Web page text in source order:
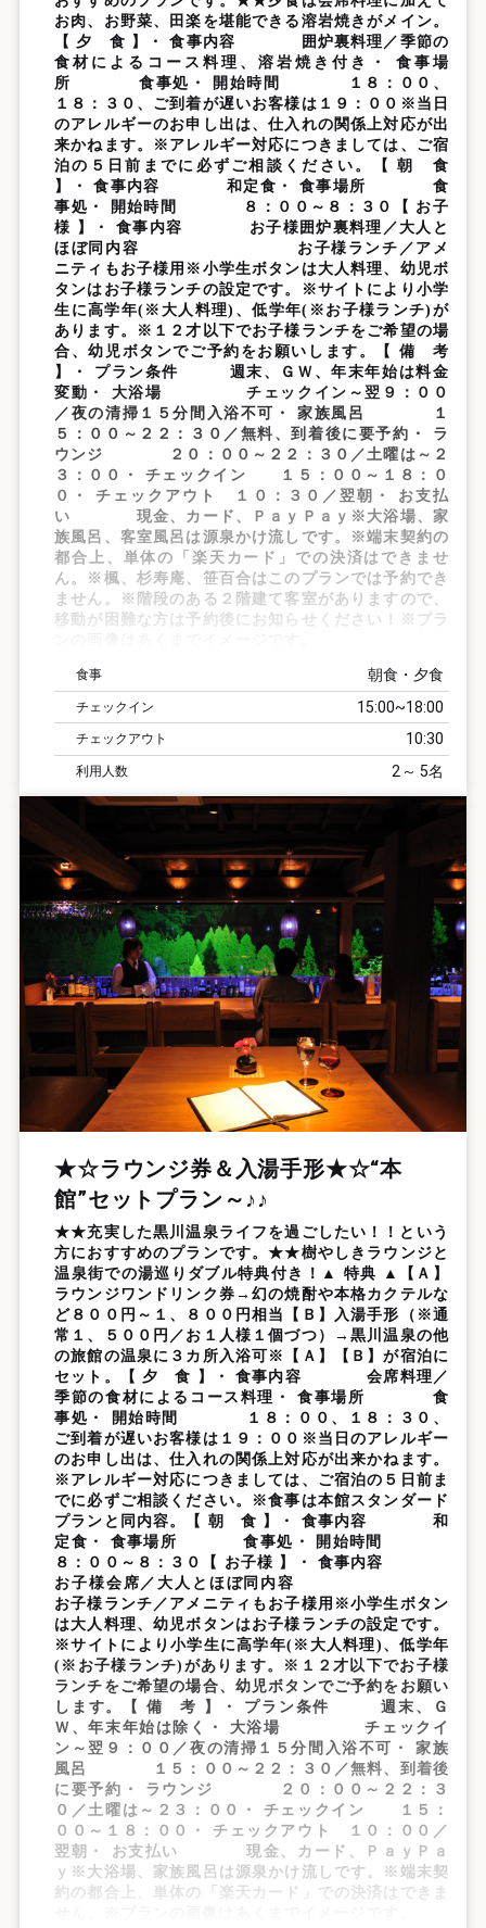
お肉、お野菜、田楽を堪能できる溶岩焼きがメイン。
【 夕 食 】・ 食事内容 囲炉裏料理／季節の
食材によるコース料理、溶岩焼き付き・ 食事場
所 食事処・ 開始時間 １８：００、
１８：３０、ご到着が遅いお客様は１９：００※当日
のアレルギーのお申し出は、仕入れの関係上対応が出
来かねます。※アレルギー対応につきましては、ご宿
泊の５日前までに必ずご相談ください。【 朝 食
】・ 食事内容 和定食・ 食事場所 食
事処・ 開始時間 ８：００～８：３０【 お子
様 】・ 食事内容 お子様囲炉裏料理／大人と
ほぼ同内容 お子様ランチ／アメ
ニティもお子様用※小学生ボタンは大人料理、幼児ボ
タンはお子様ランチの設定です。※サイトにより小学
生に高学年(※大人料理)、低学年(※お子様ランチ)が
あります。※１２才以下でお子様ランチをご希望の場
合、幼児ボタンでご予約をお願いします。【 備 考
】・ プラン条件 週末、ＧＷ、年末年始は料金
変動・ 大浴場 チェックイン～翌９：００
／夜の清掃１５分間入浴不可・ 家族風呂 １
５：００～２２：３０／無料、到着後に要予約・ ラ
ウンジ ２０：００～２２：３０／土曜は～２
３：００・ チェックイン １５：００～１８：０
０・ チェックアウト １０：３０／翌朝・ お支払
い 現金、カード、ＰａｙＰａｙ※大浴場、家
族風呂、客室風呂は源泉かけ流しです。※端末契約の
都合上、単体の「楽天カード」での決済はできませ
ん。※楓、杉寿庵、笹百合はこのプランでは予約でき
ません。※階段のある２階建て客室がありますので、
移動が困難な方は予約後にお知らせください！※プラ
食事 朝食・夕食
チェックイン 15:00 18:00
チェックアウト 10:30
利用人数 2 5
★☆ラウンジ券＆入湯手形★☆“本
館”セットプラン～♪♪
★★充実した黒川温泉ライフを過ごしたい！！という
方におすすめのプランです。★★樹やしきラウンジと
温泉街での湯巡りダブル特典付き！▲ 特典 ▲【Ａ】
ラウンジワンドリンク券→幻の焼酎や本格カクテルな
ど８００円～１、８００円相当【Ｂ】入湯手形（※通
常１、５００円／お１人様１個づつ）→黒川温泉の他
の旅館の温泉に３カ所入浴可※【Ａ】【Ｂ】が宿泊に
セット。【 夕 食 】・ 食事内容 会席料理／
季節の食材によるコース料理・ 食事場所 食
事処・ 開始時間 １８：００、１８：３０、
ご到着が遅いお客様は１９：００※当日のアレルギー
のお申し出は、仕入れの関係上対応が出来かねます。
※アレルギー対応につきましては、ご宿泊の５日前ま
でに必ずご相談ください。※食事は本館スタンダード
プランと同内容。【 朝 食 】・ 食事内容 和
定食・ 食事場所 食事処・ 開始時間
８：００～８：３０【 お子様 】・ 食事内容
お子様会席／大人とほぼ同内容
お子様ランチ／アメニティもお子様用※小学生ボタン
は大人料理、幼児ボタンはお子様ランチの設定です。
※サイトにより小学生に高学年(※大人料理)、低学年
(※お子様ランチ)があります。※１２才以下でお子様
ランチをご希望の場合、幼児ボタンでご予約をお願い
します。【 備 考 】・ プラン条件 週末、Ｇ
Ｗ、年末年始は除く・ 大浴場 チェックイ
ン～翌９：００／夜の清掃１５分間入浴不可・ 家族
風呂 １５：００～２２：３０／無料、到着後
に要予約・ ラウンジ ２０：００～２２：３
０／土曜は～２３：００・ チェックイン １５：
００～１８：００・ チェックアウト １０：００／
翌朝・ お支払い 現金、カード、ＰａｙＰａ
ｙ※大浴場、家族風呂は源泉かけ流しです。※端末契
約の都合上、単体の「楽天カード」での決済はできま